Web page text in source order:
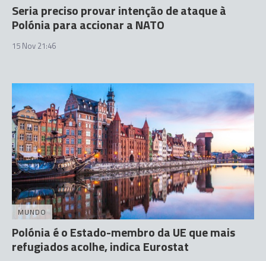
Seria preciso provar intenção de ataque à
Polónia para accionar a NATO
15 Nov 21:46
MUNDO
Polónia é o Estado-membro da UE que mais
refugiados acolhe, indica Eurostat